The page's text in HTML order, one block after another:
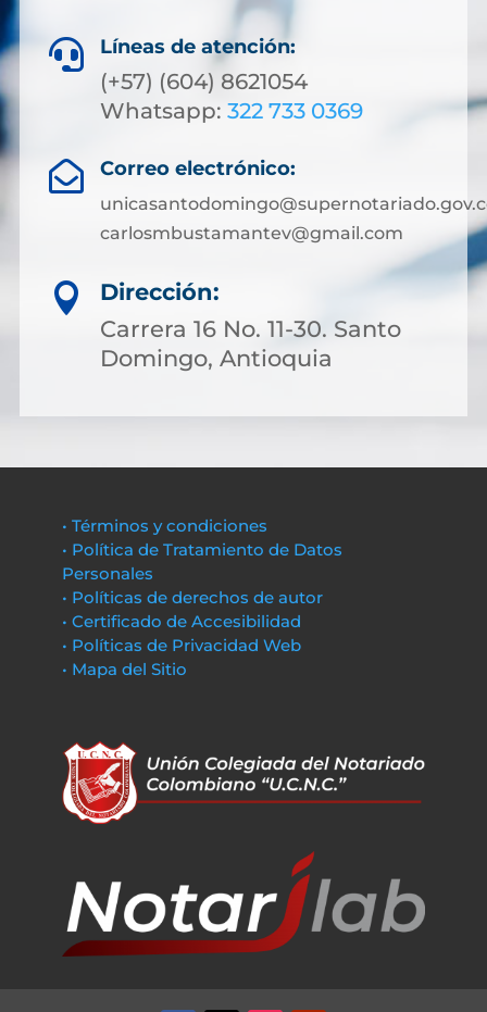
 Líneas de atención:
(+57) (604) 8621054
Whatsapp: 322 733 0369
 Correo electrónico:
carlosmbustamantev@gmail.com

Dirección:
Carrera 16 No. 11-30. Santo
Domingo, Antioquia
• Términos y condiciones
• Política de Tratamiento de Datos
Personales
• Políticas de derechos de autor
• Certificado de Accesibilidad
• Políticas de Privacidad Web
• Mapa del Sitio